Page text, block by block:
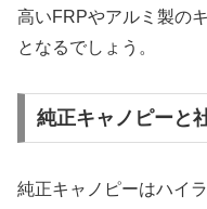
高いFRPやアルミ製の
となるでしょう。
純正キャノピーと
純正キャノピーはハイ